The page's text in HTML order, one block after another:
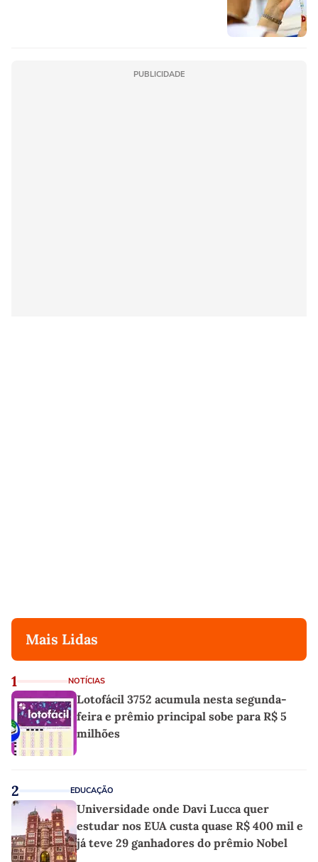
PUBLICIDADE
Mais Lidas
1 NOTÍCIAS
Lotofácil 3752 acumula nesta segunda-
feira e prêmio principal sobe para R$ 5
milhões
2 EDUCAÇÃO
Universidade onde Davi Lucca quer
estudar nos EUA custa quase R$ 400 mil e
já teve 29 ganhadores do prêmio Nobel